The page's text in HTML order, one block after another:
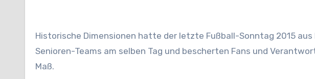
Historische Dimensionen hatte der letzte Fußball-Sonntag 2015 aus RSV-Sicht: Erstmals siegten alle drei
Senioren-Teams am selben Tag und bescherten Fans und
Maß.